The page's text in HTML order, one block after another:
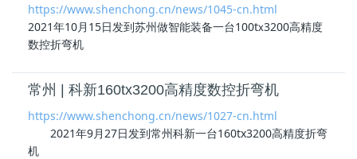
https://www.shenchong.cn/news/1045-cn.html
2021年10月15日发到苏州做智能装备一台100tⅹ3200高精度
数控折弯机
常州 | 科新160tx3200高精度数控折弯机
https://www.shenchong.cn/news/1027-cn.html
2021年9月27日发到常州科新一台160tx3200高精度折弯
机